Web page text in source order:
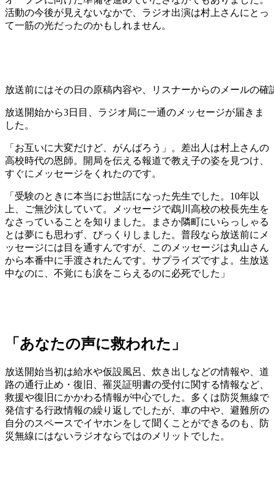
活動の今後が見えないなかで、ラジオ出演は村上さんにとっ
て一筋の光だったのかもしれません。
放送前にはその日の原稿内容や、リスナーからのメールの確
放送開始から3日目、ラジオ局に一通のメッセージが届きま
した。
「お互いに大変だけど、がんばろう」。差出人は村上さんの
高校時代の恩師。開局を伝える報道で教え子の姿を見つけ、
すぐにメッセージをくれたのです。
「受験のときに本当にお世話になった先生でした。10年以
上、ご無沙汰していて。メッセージで鵡川高校の校長先生を
なさっていることを知りました。まさか隣町にいらっしゃる
とは夢にも思わず、びっくりしました。普段なら放送前にメ
ッセージには目を通すんですが、このメッセージは丸山さん
から本番中に手渡されたんです。サプライズですよ。生放送
中なのに、不覚にも涙をこらえるのに必死でした」
「あなたの声に救われた」
放送開始当初は給水や仮設風呂、炊き出しなどの情報や、道
路の通行止め・復旧、罹災証明書の受付に関する情報など、
救援や復旧にかかわる情報が中心でした。多くは防災無線で
発信する行政情報の繰り返しでしたが、車の中や、避難所の
自分のスペースでイヤホンをして聞くことができるのも、防
災無線にはないラジオならではのメリットでした。